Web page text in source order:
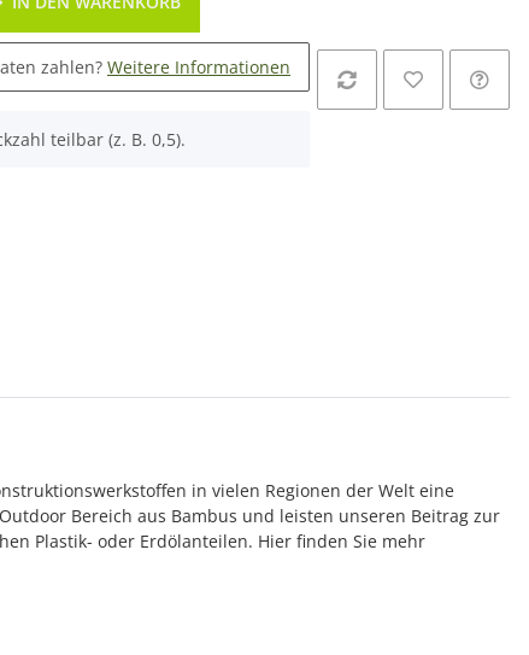
zahlen? Weitere Informationen
teilbar (z. B. 0,5).
in vielen Regionen der Welt eine
Bereich aus Bambus und leisten unseren Beitrag zur
Plastik- oder Erdölanteilen. Hier finden Sie mehr